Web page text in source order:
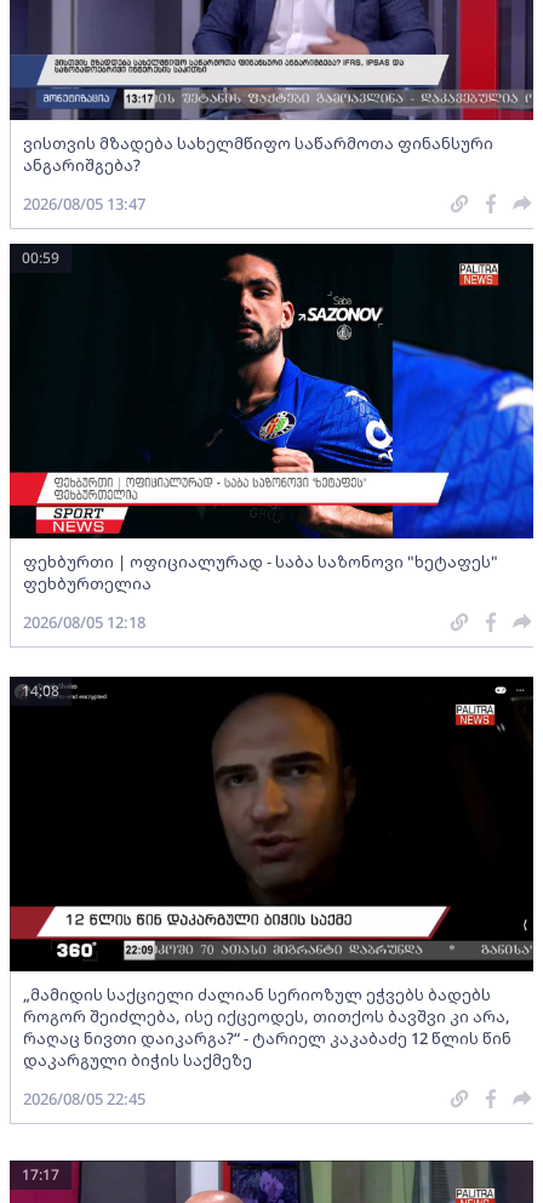
ვისთვის მზადება სახელმწიფო საწარმოთა ფინანსური
ანგარიშგება?
2026/08/05 13:47
ფეხბურთი | ოფიციალურად - საბა საზონოვი "ხეტაფეს"
ფეხბურთელია
00:59
2026/08/05 12:18
„მამიდის საქციელი ძალიან სერიოზულ ეჭვებს ბადებს
როგორ შეიძლება, ისე იქცეოდეს, თითქოს ბავშვი კი არა,
რაღაც ნივთი დაიკარგა?“ - ტარიელ კაკაბაძე 12 წლის წინ
დაკარგული ბიჭის საქმეზე
14:08
2026/08/05 22:45
17:17